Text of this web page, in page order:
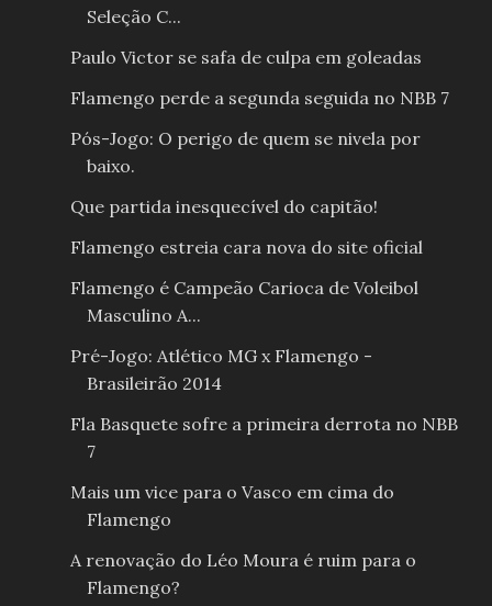
Seleção C...
Paulo Victor se safa de culpa em goleadas
Flamengo perde a segunda seguida no NBB 7
Pós-Jogo: O perigo de quem se nivela por
baixo.
Que partida inesquecível do capitão!
Flamengo estreia cara nova do site oficial
Flamengo é Campeão Carioca de Voleibol
Masculino A...
Pré-Jogo: Atlético MG x Flamengo -
Brasileirão 2014
Fla Basquete sofre a primeira derrota no NBB
7
Mais um vice para o Vasco em cima do
Flamengo
A renovação do Léo Moura é ruim para o
Flamengo?